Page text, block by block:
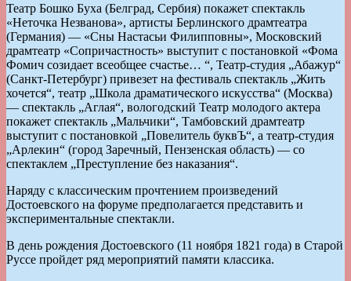
Театр Бошко Буха (Белград, Сербия) покажет спектакль
«Неточка Незванова», артисты Берлинского драмтеатра
(Германия) — «Сны Настасьи Филипповны», Московский
драмтеатр «Сопричастность» выступит с постановкой «Фома
Фомич созидает всеобщее счастье… “, Театр-студия „Абажур“
(Санкт-Петербург) привезет на фестиваль спектакль „Жить
хочется“, театр „Школа драматического искусства“ (Москва)
— спектакль „Аглая“, вологодский Театр молодого актера
покажет спектакль „Мальчики“, Тамбовский драмтеатр
выступит с постановкой „Повелитель буквЪ“, а театр-студия
„Арлекин“ (город Заречный, Пензенская область) — со
спектаклем „Преступление без наказания“.
Наряду с классическим прочтением произведений
Достоевского на форуме предполагается представить и
экспериментальные спектакли.
В день рождения Достоевского (11 ноября 1821 года) в Старой
Руссе пройдет ряд мероприятий памяти классика.